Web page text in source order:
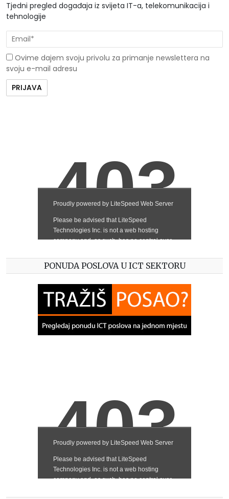
Tjedni pregled događaja iz svijeta IT-a, telekomunikacija i
tehnologije
Ovime dajem svoju privolu za primanje newslettera na
svoju e-mail adresu
PONUDA POSLOVA U ICT SEKTORU